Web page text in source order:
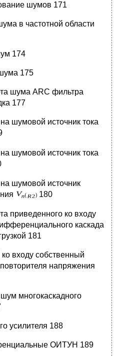
шумов 171
в частотной области
174
175
шума ARC фильтра
177
шумовой источник тока
шумовой источник тока
шумовой источник
180
приведенного ко входу
каскада
181
входу собственный
напряжения
многокаскадного
усилителя 188
ОИТУН 189